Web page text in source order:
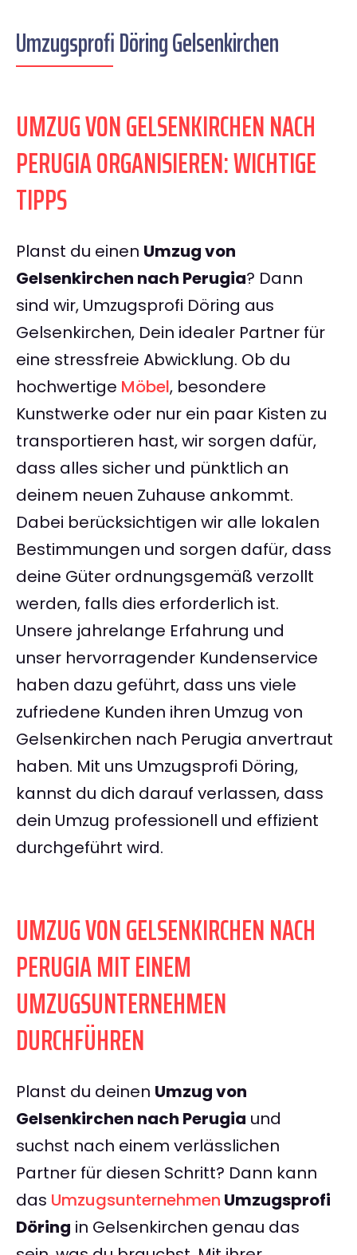
Umzugsprofi Döring Gelsenkirchen
UMZUG VON GELSENKIRCHEN NACH
PERUGIA ORGANISIEREN: WICHTIGE
TIPPS
Planst du einen Umzug von
Gelsenkirchen nach Perugia? Dann
sind wir, Umzugsprofi Döring aus
Gelsenkirchen, Dein idealer Partner für
eine stressfreie Abwicklung. Ob du
hochwertige Möbel, besondere
Kunstwerke oder nur ein paar Kisten zu
transportieren hast, wir sorgen dafür,
dass alles sicher und pünktlich an
deinem neuen Zuhause ankommt.
Dabei berücksichtigen wir alle lokalen
Bestimmungen und sorgen dafür, dass
deine Güter ordnungsgemäß verzollt
werden, falls dies erforderlich ist.
Unsere jahrelange Erfahrung und
unser hervorragender Kundenservice
haben dazu geführt, dass uns viele
zufriedene Kunden ihren Umzug von
Gelsenkirchen nach Perugia anvertraut
haben. Mit uns Umzugsprofi Döring,
kannst du dich darauf verlassen, dass
dein Umzug professionell und effizient
durchgeführt wird.
UMZUG VON GELSENKIRCHEN NACH
PERUGIA MIT EINEM
UMZUGSUNTERNEHMEN
DURCHFÜHREN
Planst du deinen Umzug von
Gelsenkirchen nach Perugia und
suchst nach einem verlässlichen
Partner für diesen Schritt? Dann kann
das Umzugsunternehmen Umzugsprofi
Döring in Gelsenkirchen genau das